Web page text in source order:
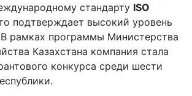
стандарту ISO
подтверждает высокий уровень
рамках программы Министерства
Казахстана компания стала
конкурса среди шести